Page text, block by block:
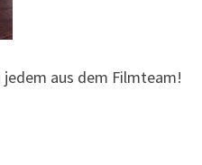
jedem aus dem Filmteam!